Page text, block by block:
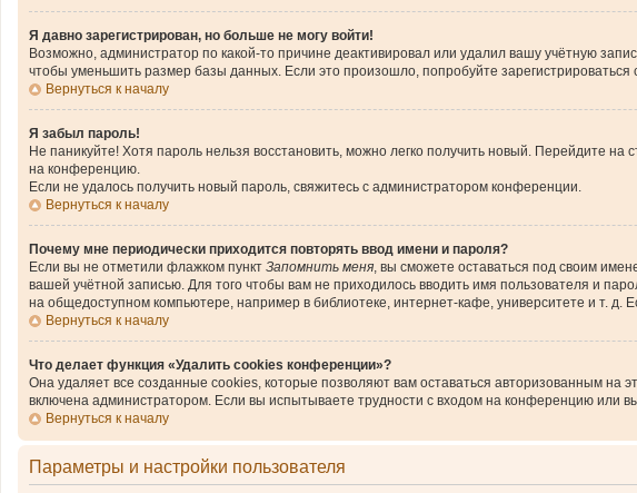
Я давно зарегистрирован, но больше не могу войти!
Возможно, администратор по какой-то причине деактивировал или удалил вашу учётную
чтобы уменьшить размер базы данных. Если это произошло, попробуйте зарегистрироваться
Вернуться к началу
Я забыл пароль!
Не паникуйте! Хотя пароль нельзя восстановить, можно легко получить новый. Перейдите
на конференцию.
Если не удалось получить новый пароль, свяжитесь с администратором конференции.
Вернуться к началу
Почему мне периодически приходится повторять ввод имени и пароля?
Если вы не отметили флажком пункт Запомнить меня , вы сможете оставаться под своим
вашей учётной записью. Для того чтобы вам не приходилось вводить имя пользователя и
на общедоступном компьютере, например в библиотеке, интернет-кафе, университете и т. д.
Вернуться к началу
Что делает функция «Удалить cookies конференции»?
Она удаляет все созданные cookies, которые позволяют вам оставаться авторизованным на
включена администратором. Если вы испытываете трудности с входом на конференцию или
Вернуться к началу
Параметры и настройки пользователя